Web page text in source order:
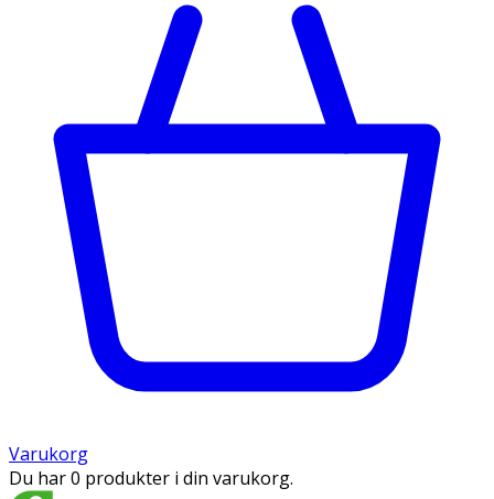
Varukorg
Du har 0 produkter i din varukorg.